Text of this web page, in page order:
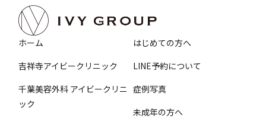
ホーム
吉祥寺アイビークリニック
千葉美容外科 アイビークリニ
ック
はじめての方へ
LINE予約について
症例写真
未成年の方へ